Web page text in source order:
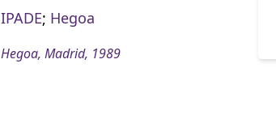
IPADE; Hegoa
Hegoa, Madrid, 1989